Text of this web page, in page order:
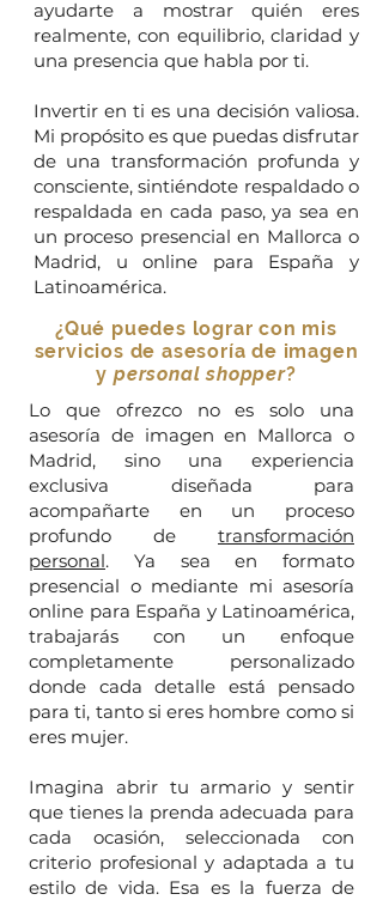
ayudarte a mostrar quién eres
realmente, con equilibrio, claridad y
una presencia que habla por ti.
Invertir en ti es una decisión valiosa.
Mi propósito es que puedas disfrutar
de una transformación profunda y
consciente, sintiéndote respaldado o
respaldada en cada paso, ya sea en
un proceso presencial en Mallorca o
Madrid, u online para España y
Latinoamérica.
¿Qué puedes lograr con mis
servicios de asesoría de imagen
y personal shopper?
Lo que ofrezco no es solo una
asesoría de imagen en Mallorca o
Madrid, sino una experiencia
exclusiva diseñada para
acompañarte en un proceso
profundo de transformación
personal. Ya sea en formato
presencial o mediante mi asesoría
online para España y Latinoamérica,
trabajarás con un enfoque
completamente personalizado
donde cada detalle está pensado
para ti, tanto si eres hombre como si
eres mujer.
Imagina abrir tu armario y sentir
que tienes la prenda adecuada para
cada ocasión, seleccionada con
criterio profesional y adaptada a tu
estilo de vida. Esa es la fuerza de